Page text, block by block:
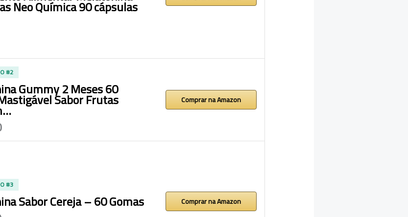
Neo Química 90 cápsulas
#2
Gummy 2 Meses 60
Sabor Frutas Comprar na Amazon
#3
Sabor Cereja – 60 Gomas Comprar na Amazon